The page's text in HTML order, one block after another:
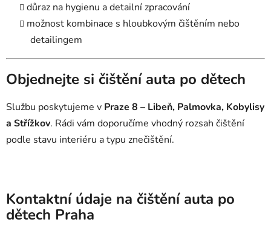
důraz na hygienu a detailní zpracování
možnost kombinace s hloubkovým čištěním nebo
detailingem
Objednejte si čištění auta po dětech
Službu poskytujeme v Praze 8 – Libeň, Palmovka, Kobylisy
a Střížkov. Rádi vám doporučíme vhodný rozsah čištění
podle stavu interiéru a typu znečištění.
Kontaktní údaje na čištění auta po
dětech Praha